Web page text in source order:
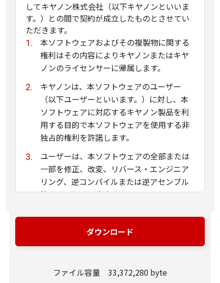
してキヤノン株式会社（以下キヤノンといいま
す。）との間で契約が成立したものとさせてい
ただきます。
本ソフトウェアおよびその複製物に関する
権利はその内容によりキヤノンまたはキヤ
ノンのライセンサーに帰属します。
キヤノンは、本ソフトウェアのユーザー
（以下ユーザーといいます。）に対し、本
ソフトウェアに対応するキヤノン製品を利
用する目的で本ソフトウェアを使用する非
独占的権利を許諾します。
ユーザーは、本ソフトウェアの全部または
一部を修正、改変、リバース・エンジニア
リング、逆コンパイルまたは逆アセンブル
等することはできません。
ン株式会社およびキヤノンのライセンサー
は、本ソフトウェアがユーザーの特定の目
がないこと、その他本ソフトウェアに関し
ダウンロード
ファイル容量 33,372,280 byte